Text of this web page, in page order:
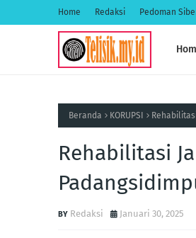
Home Redaksi Pedoman
Beranda KORUPSI
Rehabilitasi
Redaksi Januari 30, 2025